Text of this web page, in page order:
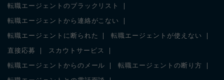
転職エージェントのブラックリスト
転職エージェントから連絡がこない
転職エージェントに断られた 転職エージェントが使えない
直接応募 スカウトサービス
転職エージェントからのメール 転職エージェントの断り方